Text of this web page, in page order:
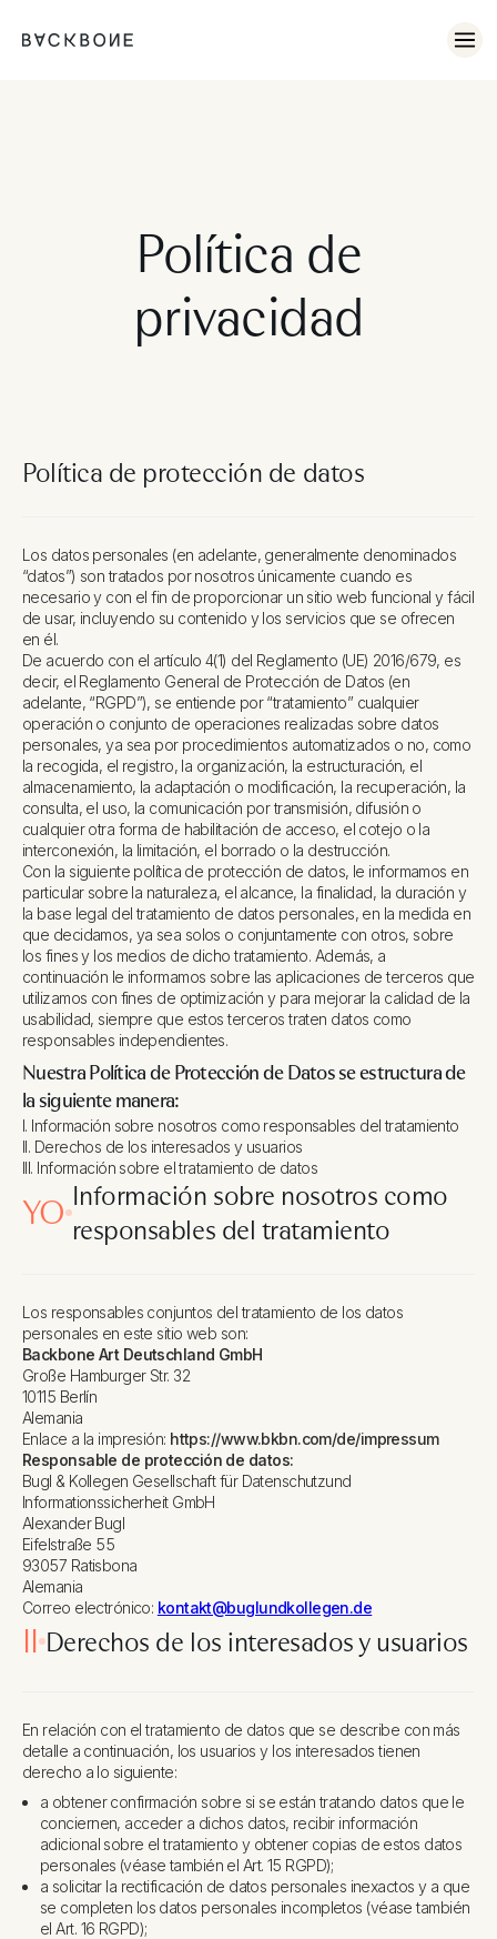
Política de
privacidad
Política de protección de datos
Los datos personales (en adelante, generalmente denominados
“datos”) son tratados por nosotros únicamente cuando es
necesario y con el fin de proporcionar un sitio web funcional y fácil
de usar, incluyendo su contenido y los servicios que se ofrecen
en él.
De acuerdo con el artículo 4(1) del Reglamento (UE) 2016/679, es
decir, el Reglamento General de Protección de Datos (en
adelante, “RGPD”), se entiende por “tratamiento” cualquier
operación o conjunto de operaciones realizadas sobre datos
personales, ya sea por procedimientos automatizados o no, como
la recogida, el registro, la organización, la estructuración, el
almacenamiento, la adaptación o modificación, la recuperación, la
consulta, el uso, la comunicación por transmisión, difusión o
cualquier otra forma de habilitación de acceso, el cotejo o la
interconexión, la limitación, el borrado o la destrucción.
Con la siguiente política de protección de datos, le informamos en
particular sobre la naturaleza, el alcance, la finalidad, la duración y
la base legal del tratamiento de datos personales, en la medida en
que decidamos, ya sea solos o conjuntamente con otros, sobre
los fines y los medios de dicho tratamiento. Además, a
continuación le informamos sobre las aplicaciones de terceros que
utilizamos con fines de optimización y para mejorar la calidad de la
usabilidad, siempre que estos terceros traten datos como
responsables independientes.
Nuestra Política de Protección de Datos se estructura de
la siguiente manera:
I. Información sobre nosotros como responsables del tratamiento
II. Derechos de los interesados y usuarios
III. Información sobre el tratamiento de datos
YO Información sobre nosotros como
responsables del tratamiento
Los responsables conjuntos del tratamiento de los datos
personales en este sitio web son:
Backbone Art Deutschland GmbH
Große Hamburger Str. 32
10115 Berlín
Alemania
Enlace a la impresión: https://www.bkbn.com/de/impressum
Responsable de protección de datos:
Bugl & Kollegen Gesellschaft für Datenschutzund
Informationssicherheit GmbH
Alexander Bugl
Eifelstraße 55
93057 Ratisbona
Alemania
Correo electrónico: kontakt@buglundkollegen.de
II Derechos de los interesados y usuarios
En relación con el tratamiento de datos que se describe con más
detalle a continuación, los usuarios y los interesados tienen
derecho a lo siguiente:
a obtener confirmación sobre si se están tratando datos que le
conciernen, acceder a dichos datos, recibir información
adicional sobre el tratamiento y obtener copias de estos datos
personales (véase también el Art. 15 RGPD);
a solicitar la rectificación de datos personales inexactos y a que
se completen los datos personales incompletos (véase también
el Art. 16 RGPD);